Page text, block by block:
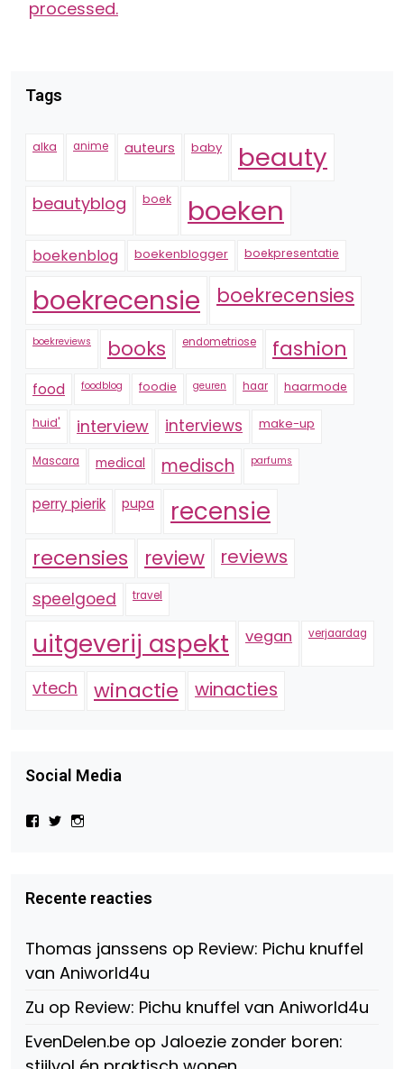
processed.
Tags
alka anime auteurs baby beauty
beautyblog boek boeken
boekenblog boekenblogger boekpresentatie
boekrecensie boekrecensies
boekreviews books endometriose fashion
food foodblog foodie geuren haar haarmode
huid' interview interviews make-up
Mascara medical medisch parfums
perry pierik pupa recensie
recensies review reviews
speelgoed travel
uitgeverij aspekt vegan verjaardag
vtech winactie winacties
Social Media
Bekijk
Beauty-
147775071915783/?
Facebook
Bekijk
op
Twitter
op
Instagram
Recente reacties
Thomas janssens op Review: Pichu knuffel
van Aniworld4u
Zu op Review: Pichu knuffel van Aniworld4u
EvenDelen.be op Jaloezie zonder boren: